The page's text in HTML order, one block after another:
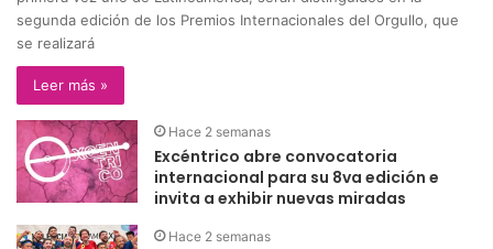
segunda edición de los Premios Internacionales del Orgullo, que
se realizará
Leer más »
Hace 2 semanas
Excéntrico abre convocatoria
internacional para su 8va edición e
invita a exhibir nuevas miradas
Hace 2 semanas